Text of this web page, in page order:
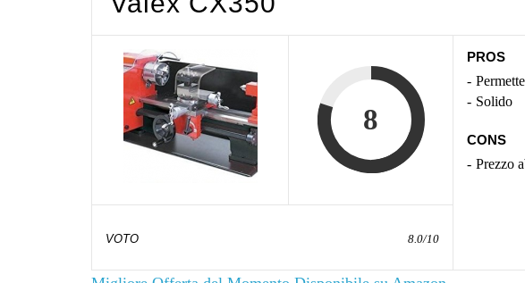
8
VOTO 8.0/10
PROS
Solido
CONS
Prezzo